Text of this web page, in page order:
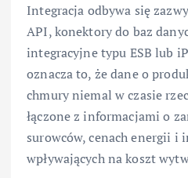
Integracja odbywa się
API, konektory do baz
integracyjne typu ESB lub
oznacza to, że dane o
chmury niemal w czasie
łączone z informacjami o
surowców, cenach energii i
wpływających na koszt